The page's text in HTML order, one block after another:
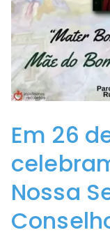
Em 26
Nossa